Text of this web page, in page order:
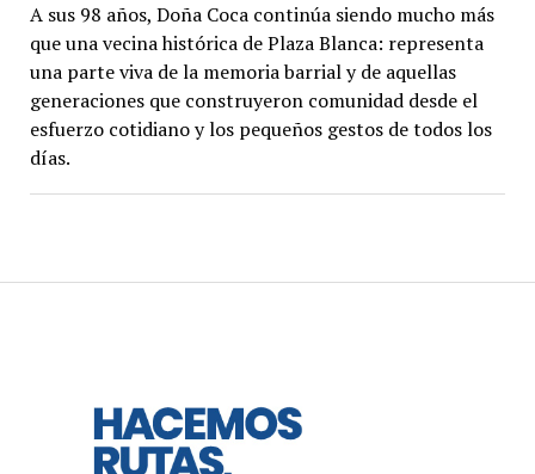
A sus 98 años, Doña Coca continúa siendo mucho más
que una vecina histórica de Plaza Blanca: representa
una parte viva de la memoria barrial y de aquellas
generaciones que construyeron comunidad desde el
esfuerzo cotidiano y los pequeños gestos de todos los
días.